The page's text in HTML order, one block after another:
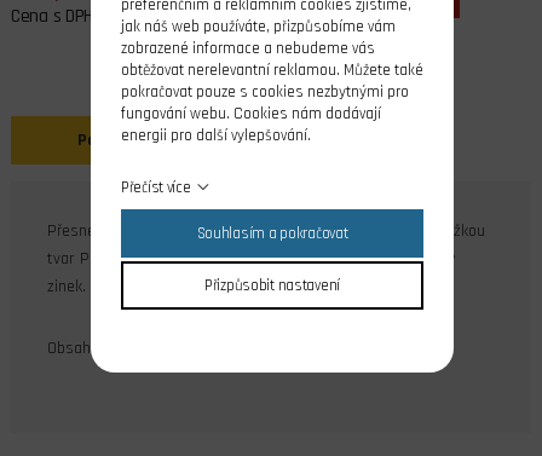
Cena s DPH
Popis
Přesné ocelové šrouby se zápustnou hlavou a křížovou drážkou
tvar Phillips M3x20 DIN 965A, povrchová úprava galvanický
zinek.
Obsah balení: 10 ks
preferenčním a reklamním cookies zjistíme,
jak náš web používáte, přizpůsobíme vám
zobrazené informace a nebudeme vás
obtěžovat nerelevantní reklamou. Můžete také
pokračovat pouze s cookies nezbytnými pro
fungování webu. Cookies nám dodávají
energii pro další vylepšování.
Přečíst více
Souhlasím a pokračovat
Přizpůsobit nastavení